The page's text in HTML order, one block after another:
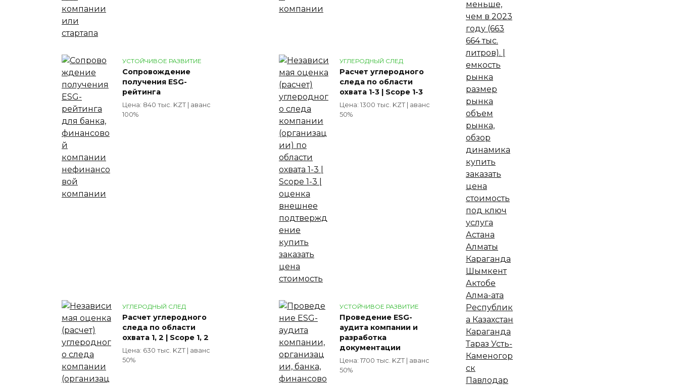
УСТОЙЧИВОЕ РАЗВИТИЕ
Сопровождение
получения ESG-
рейтинга
Цена: 840 тыс. KZT | аванс
100%
УГЛЕРОДНЫЙ СЛЕД
Расчет углеродного
следа по области
охвата 1-3 | Scope 1-3
Цена: 1300 тыс. KZT | аванс
50%
УГЛЕРОДНЫЙ СЛЕД
Расчет углеродного
следа по области
охвата 1, 2 | Scope 1, 2
Цена: 630 тыс. KZT | аванс
50%
УСТОЙЧИВОЕ РАЗВИТИЕ
Проведение ESG-
аудита компании и
разработка
документации
Цена: 1700 тыс. KZT | аванс
50%